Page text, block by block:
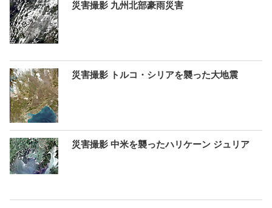
災害撮影 九州北部豪雨災害
災害撮影 トルコ・シリアを襲った大地震
災害撮影 中米を襲ったハリケーン ジュリア